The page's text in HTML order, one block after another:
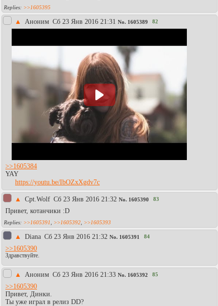
>>1605395
▲ Аноним Сб 23 Янв 2016 21:31 No. 1605389 82
>>1605384
YAY
https://youtu.be/IbOZxXgdv7c
▲ Cpt.Wolf Сб 23 Янв 2016 21:32 No. 1605390 83
Привет, котанчики :D
>>1605391 >>1605392 >>1605393
▲ Diаna Сб 23 Янв 2016 21:32 No. 1605391 84
>>1605390
Здравствуйте.
▲ Аноним Сб 23 Янв 2016 21:33 No. 1605392 85
>>1605390
Привет, Динки.
Ты уже играл в релиз DD?